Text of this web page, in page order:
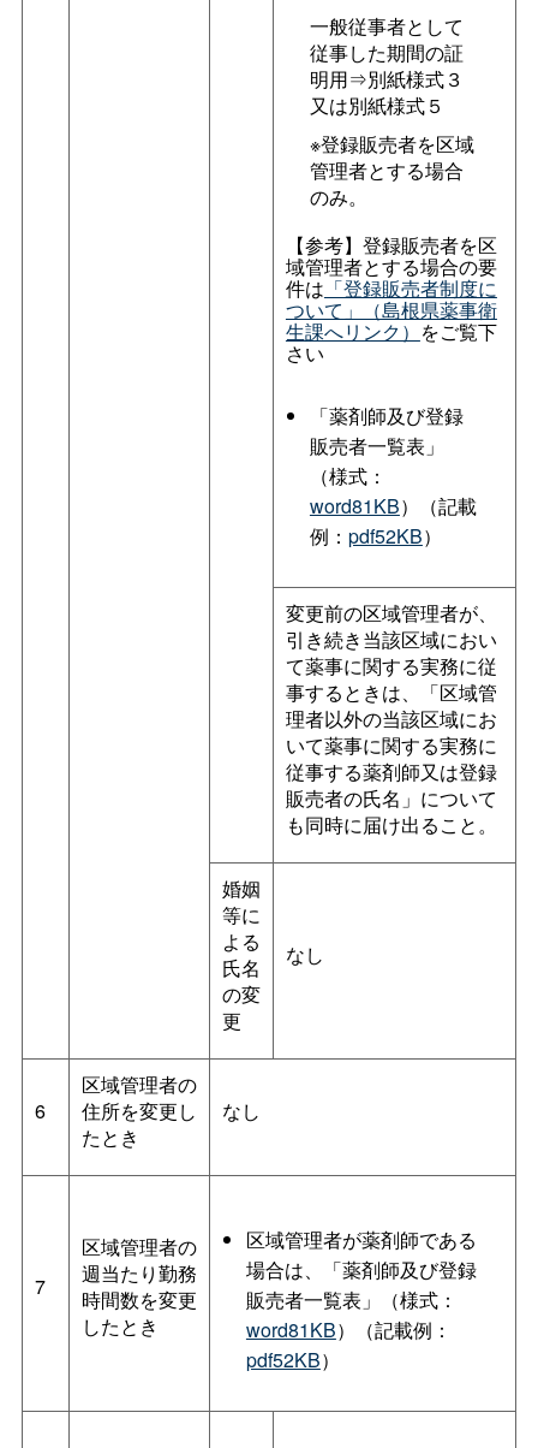
一般従事者として
従事した期間の証
明用⇒別紙様式３
又は別紙様式５
※登録販売者を区域
管理者とする場合
のみ。
【参考】登録販売者を区
域管理者とする場合の要
件は 「登録販売者制度に
ついて」（島根県薬事衛
生課へリンク） をご覧下
さい
「薬剤師及び登録
販売者一覧表」
（様式：
word81KB）（記載
例： pdf52KB）
変更前の区域管理者が、
引き続き当該区域におい
て薬事に関する実務に従
事するときは、「区域管
理者以外の当該区域にお
いて薬事に関する実務に
従事する薬剤師又は登録
販売者の氏名」について
も同時に届け出ること。
婚姻
等に
よる
氏名
の変
更
なし
6
区域管理者の
住所を変更し
たとき
なし
7
区域管理者の
週当たり勤務
時間数を変更
したとき
区域管理者が薬剤師である
場合は、「薬剤師及び登録
販売者一覧表」（様式：
word81KB）（記載例：
pdf52KB）